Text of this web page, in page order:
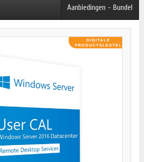
Aanbiedingen - Bundel